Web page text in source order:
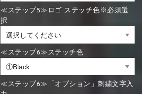
≪ステップ5≫ロゴ ステッチ色※必須選
択
≪ステップ6≫ステッチ色
≪ステップ6≫「オプション」刺繍文字入